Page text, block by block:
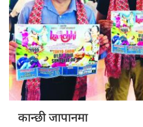
कान्छी जापानमा